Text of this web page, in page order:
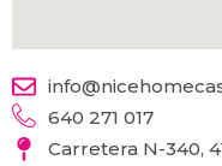
640 271 017
Carretera N-340,